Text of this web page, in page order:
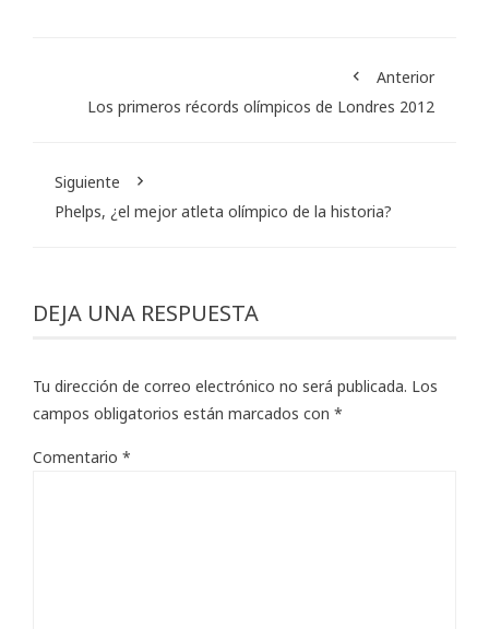
Anterior
Los primeros récords olímpicos de Londres 2012
Siguiente
Phelps, ¿el mejor atleta olímpico de la historia?
DEJA UNA RESPUESTA
Tu dirección de correo electrónico no será publicada. Los
campos obligatorios están marcados con *
Comentario *